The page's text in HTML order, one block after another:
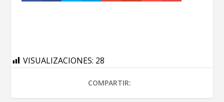
VISUALIZACIONES: 28
COMPARTIR: